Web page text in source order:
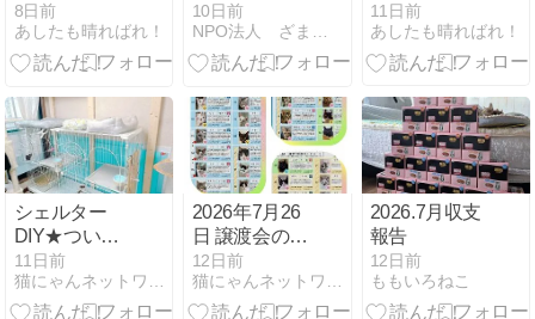
8日前
あしたも晴ればれ！
10日前
NPO法人 ざま野良猫を増やさない会
11日前
あしたも晴ればれ！
シェルター
DIY★ついに
キャットウォ
ークが！
11日前
猫にゃんネットワーク府中
2026年7月26
日 譲渡会のご
報告
12日前
猫にゃんネットワーク府中
2026.7月収支
報告
12日前
ももいろねこ